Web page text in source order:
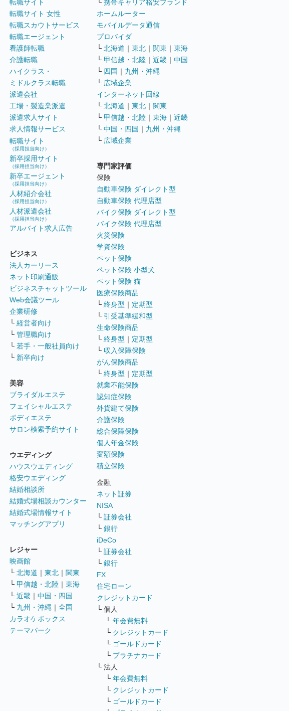
転職サイト
転職サイト 女性
転職スカウトサービス
転職エージェント
看護師転職
介護転職
ハイクラス・
ミドルクラス転職
派遣会社
工場・製造業派遣
派遣求人サイト
求人情報サービス
転職サイト
（採用担当向け）
新卒採用サイト
（採用担当向け）
新卒エージェント
（採用担当向け）
人材紹介会社
（採用担当向け）
人材派遣会社
（採用担当向け）
アルバイト求人広告
ビジネス
法人カーリース
ネット印刷通販
ビジネスチャットツール
Web会議ツール
企業研修
└ 経営者向け
└ 管理職向け
└ 若手・一般社員向け
└ 新卒向け
美容
ブライダルエステ
フェイシャルエステ
ボディエステ
サロン検索予約サイト
ウエディング
ハウスウエディング
格安ウエディング
結婚相談所
結婚式場相談カウンター
結婚式場情報サイト
マッチングアプリ
レジャー
映画館
└ 北海道 ｜ 東北 ｜ 関東
└ 甲信越・北陸 ｜ 東海
└ 近畿 ｜ 中国・四国
└ 九州・沖縄 ｜ 全国
カラオケボックス
テーマパーク
└ 携帯キャリア格安ブランド
ホームルーター
モバイルデータ通信
プロバイダ
└ 北海道 ｜ 東北 ｜ 関東 ｜ 東海
└ 甲信越・北陸 ｜ 近畿 ｜ 中国
└ 四国 ｜ 九州・沖縄
└ 広域企業
インターネット回線
└ 北海道 ｜ 東北 ｜ 関東
└ 甲信越・北陸 ｜ 東海 ｜ 近畿
└ 中国・四国 ｜ 九州・沖縄
└ 広域企業
専門家評価
保険
自動車保険 ダイレクト型
自動車保険 代理店型
バイク保険 ダイレクト型
バイク保険 代理店型
火災保険
学資保険
ペット保険
ペット保険 小型犬
ペット保険 猫
医療保険商品
└ 終身型 ｜ 定期型
└ 引受基準緩和型
生命保険商品
└ 終身型 ｜ 定期型
└ 収入保障保険
がん保険商品
└ 終身型 ｜ 定期型
就業不能保険
認知症保険
外貨建て保険
介護保険
総合保障保険
個人年金保険
変額保険
積立保険
金融
ネット証券
NISA
└ 証券会社
└ 銀行
iDeCo
└ 証券会社
└ 銀行
FX
住宅ローン
クレジットカード
└ 個人
└ 年会費無料
└ クレジットカード
└ ゴールドカード
└ プラチナカード
└ 法人
└ 年会費無料
└ クレジットカード
└ ゴールドカード